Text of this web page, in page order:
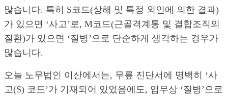
많습니다. 특히 S코드(상해 및 특정 외인에 의한 결과)
가 있으면 ‘사고’로, M코드(근골격계통 및 결합조직의
질환)가 있으면 ‘질병’으로 단순하게 생각하는 경우가
많습니다.
오늘 노무법인 이산에서는, 무릎 진단서에 명백히 ‘사
고(S) 코드’가 기재되어 있었음에도, 업무상 ‘질병’으로